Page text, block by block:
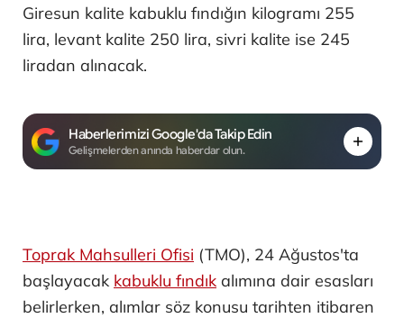
Giresun kalite kabuklu fındığın kilogramı 255
lira, levant kalite 250 lira, sivri kalite ise 245
liradan alınacak.
Haberlerimizi Google'da Takip Edin
Gelişmelerden anında haberdar olun.
Toprak Mahsulleri Ofisi (TMO), 24 Ağustos'ta
başlayacak kabuklu fındık alımına dair esasları
belirlerken, alımlar söz konusu tarihten itibaren